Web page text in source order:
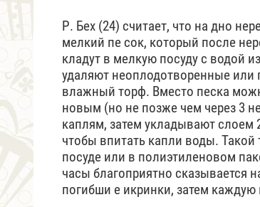
Р. Бех (24) считает, что на дно
мелкий пе сок, который после
кладут в мелкую посуду с водой
удаляют неоплодотворенные или
влажный торф. Вместо песка
новым (но не позже чем через 3
каплям, затем укладывают слоем
чтобы впитать капли воды.
посуде или в полиэтиленовом
часы благоприятно сказывается
погибши е икринки, затем